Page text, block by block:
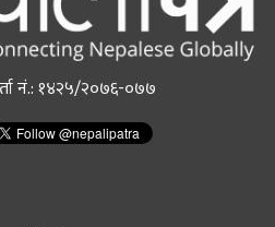
नं.: १४२५/२०७६-०७७